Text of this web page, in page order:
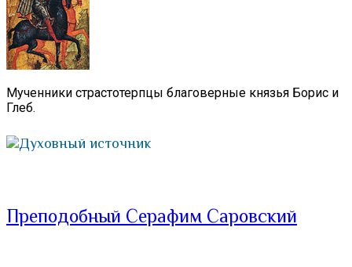
Мученники страстотерпцы благоверные князья Борис и
Глеб.
Духовный источник
Преподобный Серафим Саровский